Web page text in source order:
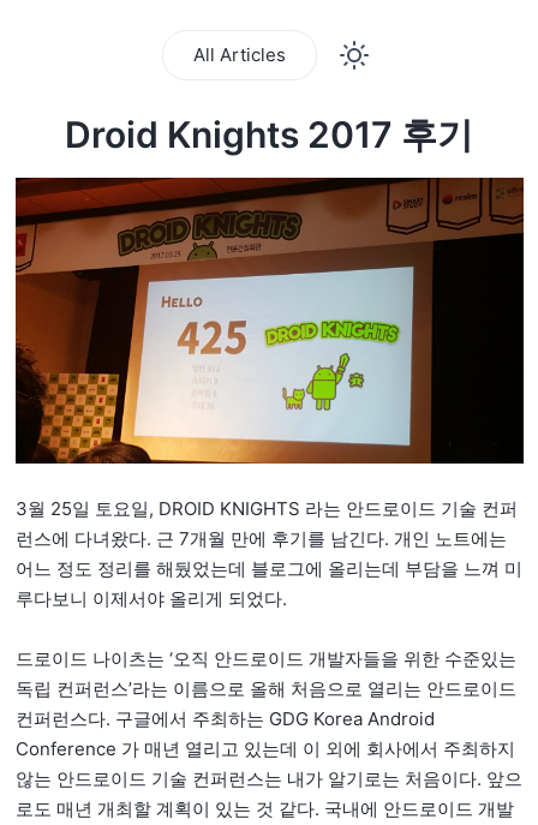
All Articles
Droid Knights 2017 후기
3월 25일 토요일, DROID KNIGHTS 라는 안드로이드 기술 컨퍼
런스에 다녀왔다. 근 7개월 만에 후기를 남긴다. 개인 노트에는
어느 정도 정리를 해뒀었는데 블로그에 올리는데 부담을 느껴 미
루다보니 이제서야 올리게 되었다.
드로이드 나이츠는 ‘오직 안드로이드 개발자들을 위한 수준있는
독립 컨퍼런스’라는 이름으로 올해 처음으로 열리는 안드로이드
컨퍼런스다. 구글에서 주최하는 GDG Korea Android
Conference 가 매년 열리고 있는데 이 외에 회사에서 주최하지
않는 안드로이드 기술 컨퍼런스는 내가 알기로는 처음이다. 앞으
로도 매년 개최할 계획이 있는 것 같다. 국내에 안드로이드 개발